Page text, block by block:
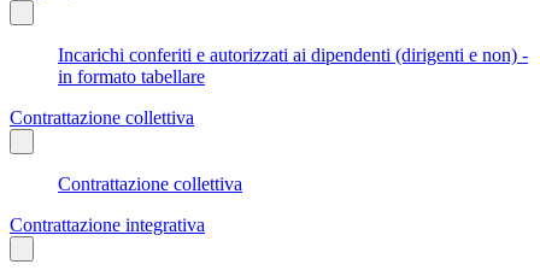
Incarichi conferiti e autorizzati ai dipendenti (dirigenti e non) -
in formato tabellare
Contrattazione collettiva
Contrattazione collettiva
Contrattazione integrativa